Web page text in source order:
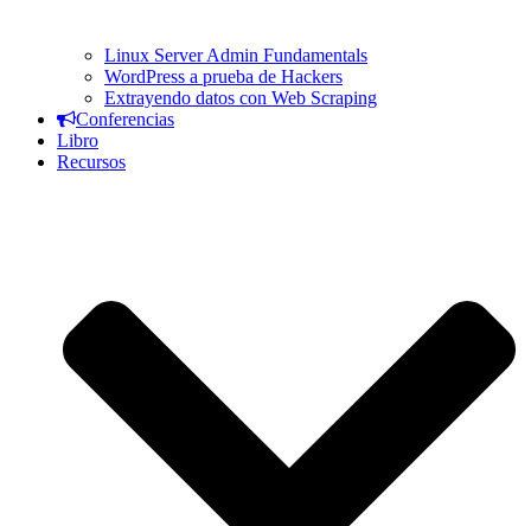
Linux Server Admin Fundamentals
WordPress a prueba de Hackers
Extrayendo datos con Web Scraping
Conferencias
Libro
Recursos